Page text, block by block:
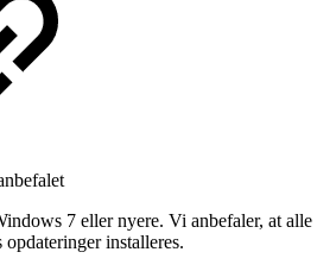
7 eller nyere. Vi anbefaler, at alle
installeres.